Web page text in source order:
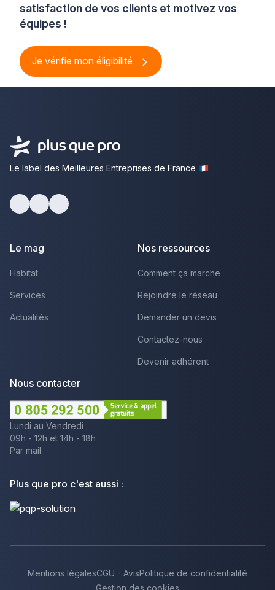
satisfaction de vos clients et motivez vos
équipes !
Je vérifie mon éligibilité
Le label des Meilleures Entreprises de France
Le mag
Habitat
Services
Actualités
Nos ressources
Comment ça marche
Rejoindre le réseau
Demander un devis
Contactez-nous
Devenir adhérent
Nous contacter
Lundi au Vendredi :
09h - 12h et 14h - 18h
Par mail
Plus que pro c'est aussi :
Mentions légalesCGU - AvisPolitique de confidentialité
Gestion des cookies